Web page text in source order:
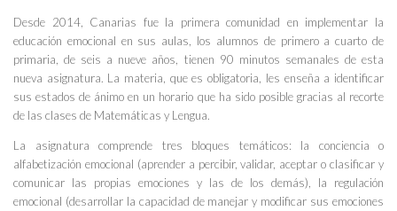
Desde 2014, Canarias fue la primera comunidad en implementar la
educación emocional en sus aulas, los alumnos de primero a cuarto de
primaria, de seis a nueve años, tienen 90 minutos semanales de esta
nueva asignatura. La materia, que es obligatoria, les enseña a identificar
sus estados de ánimo en un horario que ha sido posible gracias al recorte
de las clases de Matemáticas y Lengua.
La asignatura comprende tres bloques temáticos: la conciencia o
alfabetización emocional (aprender a percibir, validar, aceptar o clasificar y
comunicar las propias emociones y las de los demás), la regulación
emocional (desarrollar la capacidad de manejar y modificar sus emociones